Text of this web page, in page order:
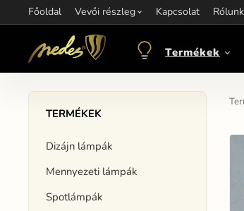
Főoldal Vevői részleg Kapcsolat Rólunk
Információ:objednavkacz@nedes.sk Kapcsolat:
Termékek
TERMÉKEK
Dizájn lámpák
Mennyezeti lámpák
Spotlámpák